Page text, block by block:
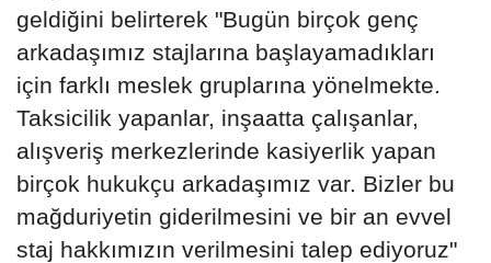
geldiğini belirterek "Bugün birçok genç
arkadaşımız stajlarına başlayamadıkları
için farklı meslek gruplarına yönelmekte.
Taksicilik yapanlar, inşaatta çalışanlar,
alışveriş merkezlerinde kasiyerlik yapan
birçok hukukçu arkadaşımız var. Bizler bu
mağduriyetin giderilmesini ve bir an evvel
staj hakkımızın verilmesini talep ediyoruz"